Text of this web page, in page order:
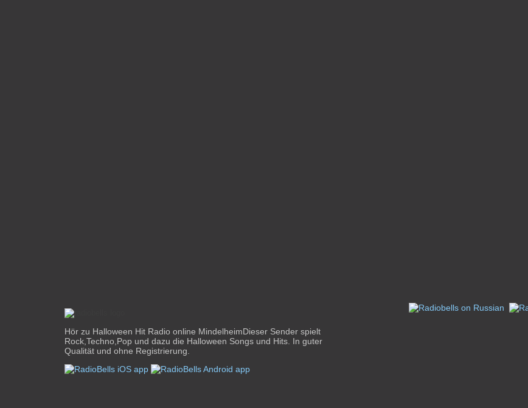
Hör zu Halloween Hit Radio online MindelheimDieser Sender spielt
Rock,Techno,Pop und dazu die Halloween Songs und Hits. In guter
Qualität und ohne Registrierung.